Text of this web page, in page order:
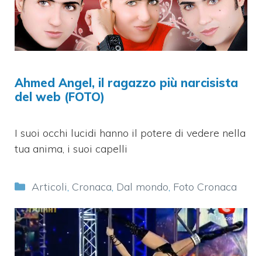
Ahmed Angel, il ragazzo più narcisista
del web (FOTO)
I suoi occhi lucidi hanno il potere di vedere nella
tua anima, i suoi capelli
Categorie
Articoli, Cronaca, Dal mondo, Foto Cronaca